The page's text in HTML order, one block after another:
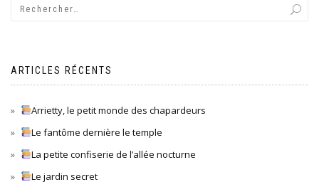
ARTICLES RÉCENTS
Arrietty, le petit monde des chapardeurs
Le fantôme dernière le temple
La petite confiserie de l’allée nocturne
Le jardin secret